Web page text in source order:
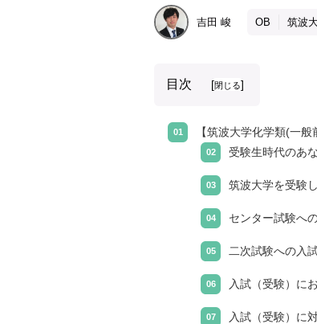
吉田 峻 OB 筑波
目次 [閉じる]
【筑波大学化学類(一般
受験生時代のあ
筑波大学を受験
センター試験へ
二次試験への入
入試（受験）に
入試（受験）に